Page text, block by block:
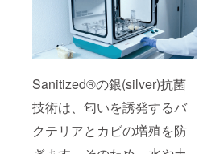
Sanitized®の銀(silver)抗菌
技術は、匂いを誘発するバ
クテリアとカビの増殖を防